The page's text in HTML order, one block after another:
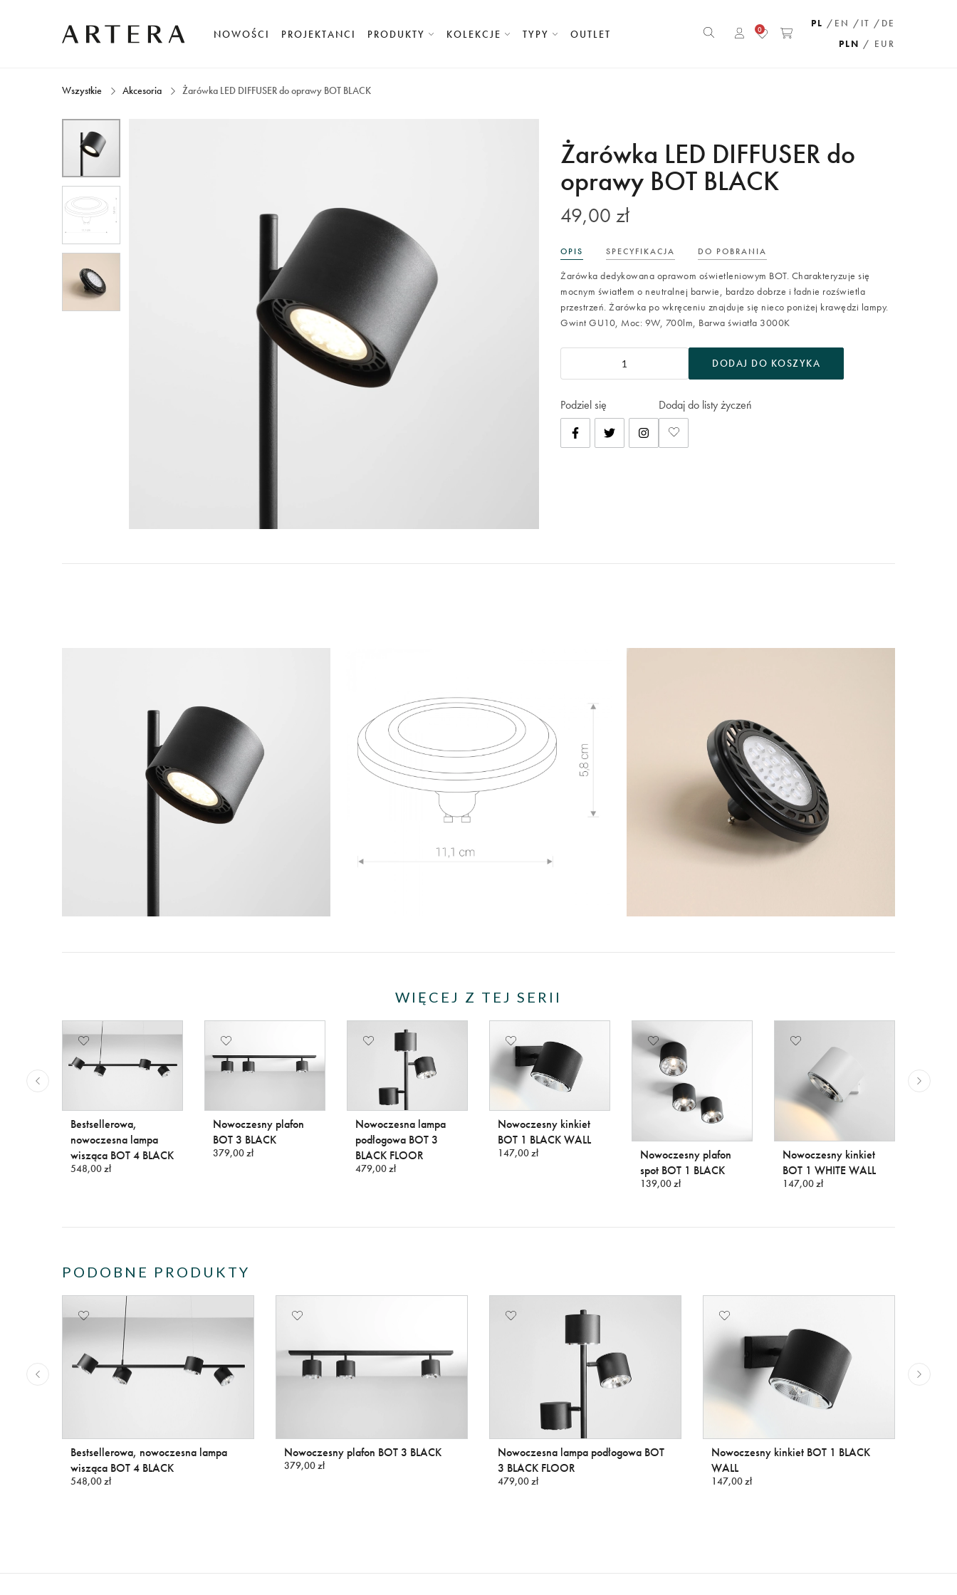
NOWOŚCI PROJEKTANCI PRODUKTY KOLEKCJE TYPY OUTLET 0
PL /EN /IT /DE
PLN / EUR
Wszystkie Akcesoria Żarówka LED DIFFUSER do oprawy BOT BLACK
Żarówka LED DIFFUSER do
oprawy BOT BLACK
49,00 zł
OPIS SPECYFIKACJA DO POBRANIA
Żarówka dedykowana oprawom oświetleniowym BOT. Charakteryzuje się
mocnym światłem o neutralnej barwie, bardzo dobrze i ładnie rozświetla
przestrzeń. Żarówka po wkręceniu znajduje się nieco poniżej krawędzi lampy.
Gwint GU10, Moc: 9W, 700lm, Barwa światła 3000K
DODAJ DO KOSZYKA
Podziel się Dodaj do listy życzeń
WIĘCEJ Z TEJ SERII
Bestsellerowa,
nowoczesna lampa
wisząca BOT 4 BLACK
548,00 zł
Nowoczesny plafon
BOT 3 BLACK
379,00 zł
Nowoczesna lampa
podłogowa BOT 3
BLACK FLOOR
479,00 zł
Nowoczesny kinkiet
BOT 1 BLACK WALL
147,00 zł
Nowoczesny plafon
spot BOT 1 BLACK
139,00 zł
Nowoczesny kinkiet
BOT 1 WHITE WALL
147,00 zł
PODOBNE PRODUKTY
Bestsellerowa, nowoczesna lampa
wisząca BOT 4 BLACK
548,00 zł
Nowoczesny plafon BOT 3 BLACK
379,00 zł
Nowoczesna lampa podłogowa BOT
3 BLACK FLOOR
479,00 zł
Nowoczesny kinkiet BOT 1 BLACK
WALL
147,00 zł